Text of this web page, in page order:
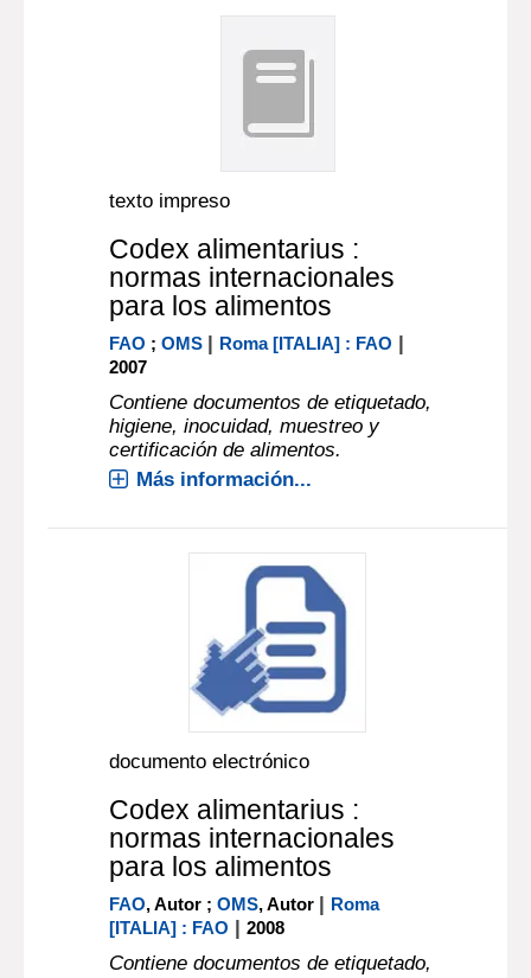
texto impreso
Codex alimentarius :
normas internacionales
para los alimentos
FAO ;OMS | Roma [ITALIA] : FAO |
2007
Contiene documentos de etiquetado,
higiene, inocuidad, muestreo y
certificación de alimentos.
Más información...
documento electrónico
Codex alimentarius :
normas internacionales
para los alimentos
FAO, Autor ;OMS, Autor | Roma
[ITALIA] : FAO |2008
Contiene documentos de etiquetado,